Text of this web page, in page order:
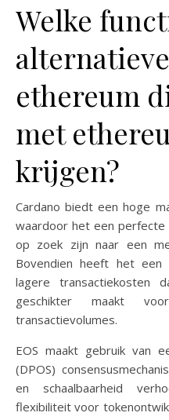
Welke
ethereum
met
krijgen?
Cardano biedt een hoge
waardoor het een
op zoek zijn naar een
Bovendien heeft het een
lagere transactiekosten
geschikter maakt
transactievolumes.
EOS maakt gebruik van
(DPOS)
en schaalbaarheid
flexibiliteit voor